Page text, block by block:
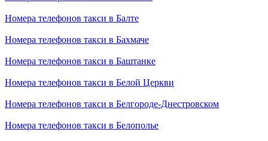
Номера телефонов такси в Балте
Номера телефонов такси в Бахмаче
Номера телефонов такси в Баштанке
Номера телефонов такси в Белой Церкви
Номера телефонов такси в Белгороде-Днестровском
Номера телефонов такси в Белополье